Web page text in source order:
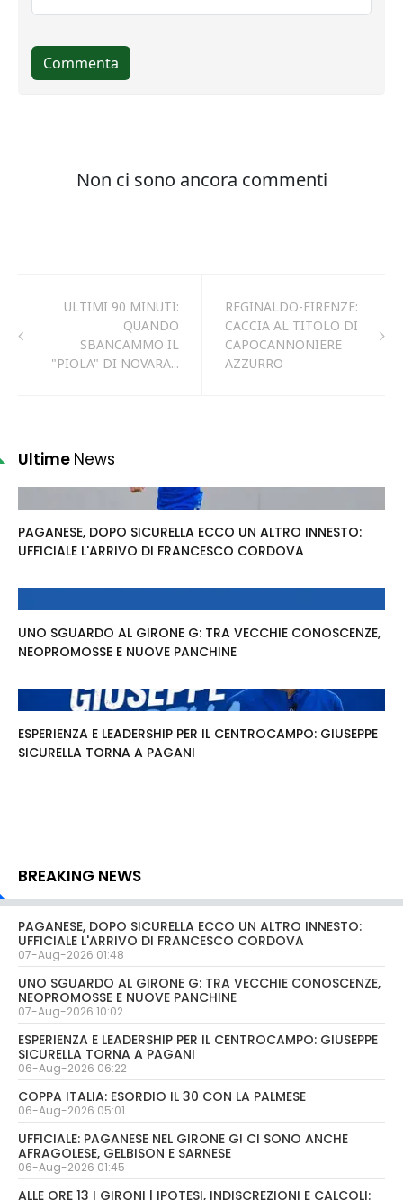
ULTIMI 90 MINUTI:
QUANDO
SBANCAMMO IL
"PIOLA" DI NOVARA...
REGINALDO-FIRENZE:
CACCIA AL TITOLO DI
CAPOCANNONIERE
AZZURRO
Ultime News
PAGANESE, DOPO SICURELLA ECCO UN ALTRO INNESTO:
UFFICIALE L'ARRIVO DI FRANCESCO CORDOVA
UNO SGUARDO AL GIRONE G: TRA VECCHIE CONOSCENZE,
NEOPROMOSSE E NUOVE PANCHINE
ESPERIENZA E LEADERSHIP PER IL CENTROCAMPO: GIUSEPPE
SICURELLA TORNA A PAGANI
BREAKING NEWS
PAGANESE, DOPO SICURELLA ECCO UN ALTRO INNESTO:
UFFICIALE L'ARRIVO DI FRANCESCO CORDOVA
07-Aug-2026 01:48
UNO SGUARDO AL GIRONE G: TRA VECCHIE CONOSCENZE,
NEOPROMOSSE E NUOVE PANCHINE
07-Aug-2026 10:02
ESPERIENZA E LEADERSHIP PER IL CENTROCAMPO: GIUSEPPE
SICURELLA TORNA A PAGANI
06-Aug-2026 06:22
COPPA ITALIA: ESORDIO IL 30 CON LA PALMESE
06-Aug-2026 05:01
UFFICIALE: PAGANESE NEL GIRONE G! CI SONO ANCHE
AFRAGOLESE, GELBISON E SARNESE
06-Aug-2026 01:45
ALLE ORE 13 I GIRONI | IPOTESI, INDISCREZIONI E CALCOLI: